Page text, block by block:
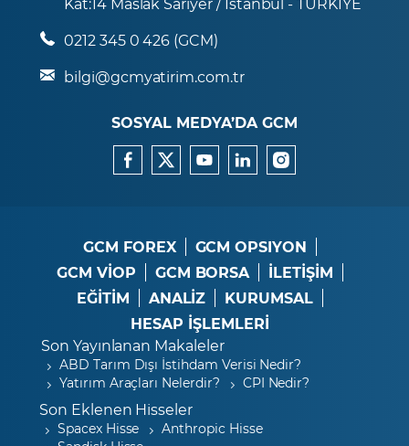
0212 345 0 426 (GCM)
bilgi@gcmyatirim.com.tr
SOSYAL MEDYA’DA GCM
GCM FOREX
GCM OPSIYON
GCM VİOP
GCM BORSA
İLETİŞİM
EĞİTİM
ANALİZ
KURUMSAL
HESAP İŞLEMLERİ
Son Yayınlanan Makaleler
ABD Tarım Dışı İstihdam Verisi Nedir?
Yatırım Araçları Nelerdir?
CPI Nedir?
Son Eklenen Hisseler
Spacex Hisse
Anthropic Hisse